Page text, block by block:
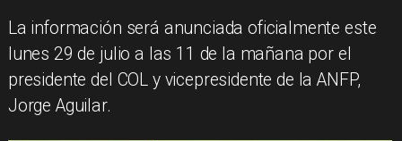
La información será anunciada oficialmente este
lunes 29 de julio a las 11 de la mañana por el
presidente del COL y vicepresidente de la ANFP,
Jorge Aguilar.